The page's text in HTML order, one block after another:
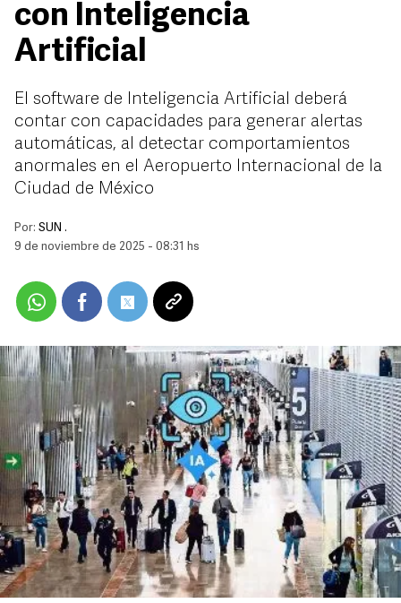
con Inteligencia
Artificial
El software de Inteligencia Artificial deberá
contar con capacidades para generar alertas
automáticas, al detectar comportamientos
anormales en el Aeropuerto Internacional de la
Ciudad de México
Por: SUN .
9 de noviembre de 2025 - 08:31 hs